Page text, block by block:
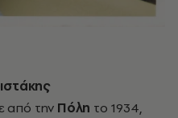
από την Πόλη το 1934,